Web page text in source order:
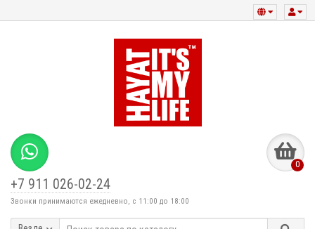
+7 911 026-02-24
Звонки принимаются ежедневно, с 11:00 до 18:00
0